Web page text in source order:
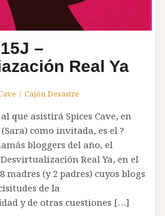
–
Real Ya
Cajón Desastre
que asistirá Spices Cave, en
como invitada, es el ?
bloggers del año, el
Real Ya, en el
madres (y 2 padres) cuyos blogs
de la
y de otras cuestiones […]